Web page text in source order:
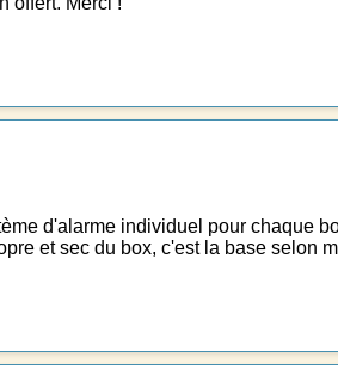
d'alarme individuel pour chaque
et sec du box, c'est la base selon